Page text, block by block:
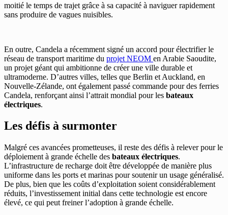
moitié le temps de trajet grâce à sa capacité à naviguer rapidement
sans produire de vagues nuisibles.
En outre, Candela a récemment signé un accord pour électrifier le
réseau de transport maritime du projet NEOM en Arabie Saoudite,
un projet géant qui ambitionne de créer une ville durable et
ultramoderne. D’autres villes, telles que Berlin et Auckland, en
Nouvelle-Zélande, ont également passé commande pour des ferries
Candela, renforçant ainsi l’attrait mondial pour les bateaux
électriques.
Les défis à surmonter
Malgré ces avancées prometteuses, il reste des défis à relever pour le
déploiement à grande échelle des bateaux électriques.
L’infrastructure de recharge doit être développée de manière plus
uniforme dans les ports et marinas pour soutenir un usage généralisé.
De plus, bien que les coûts d’exploitation soient considérablement
réduits, l’investissement initial dans cette technologie est encore
élevé, ce qui peut freiner l’adoption à grande échelle.